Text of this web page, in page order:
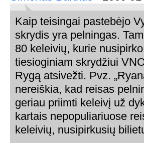
Kaip teisingai pastebėjo
skrydis yra pelningas.
80 keleivių, kurie
tiesioginiam skrydžiui
Rygą atsivežti. Pvz.
nereiškia, kad reisas
geriau priimti keleivį už
kartais nepopuliariuose
keleivių, nusipirkusių